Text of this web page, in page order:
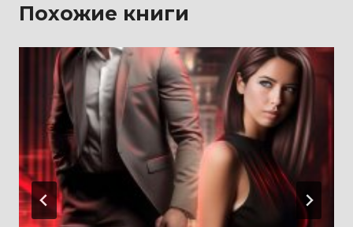
Похожие книги